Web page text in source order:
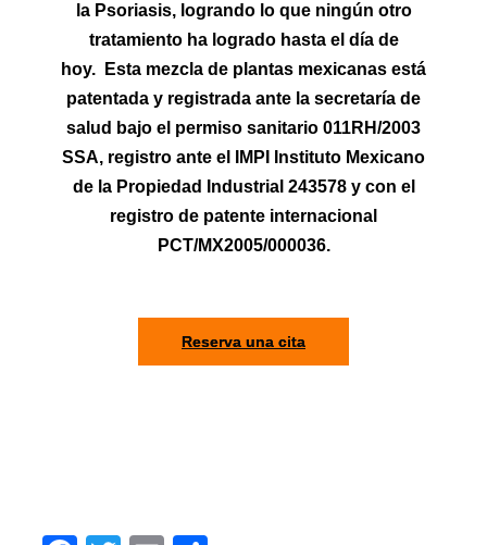
la Psoriasis, logrando lo que ningún otro
tratamiento ha logrado hasta el día de
hoy.
Esta mezcla de plantas mexicanas está
patentada y registrada ante la secretaría de
salud bajo el permiso sanitario 011RH/2003
SSA, registro ante el IMPI Instituto Mexicano
de la Propiedad Industrial 243578 y con el
registro de patente internacional
PCT/MX2005/000036.
Reserva una cita